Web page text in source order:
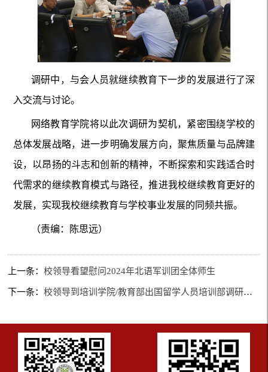
调研中，与会人员就继续教育下一步的发展进行了深
入交流与讨论。
网络教育学院将以此次调研为契机，紧密围绕学校的
总体发展战略，进一步明确发展方向，聚焦质量与品牌建
设，以昂扬的斗志和创新的精神，不断探索和实践适合时
代需求的继续教育模式与路径，推进我校继续教育更好的
发展，实现我校继续教育与学校事业发展的同频共振。
（责编：陈思远）
上一条：校领导看望慰问2024年北语军训团全体师生
下一条：校领导到培训学院/教育部出国留学人员培训部调研指导工作